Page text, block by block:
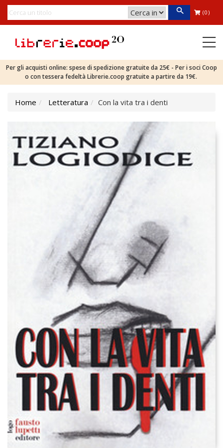
(0)
Per gli acquisti online: spese di spedizione gratuite da 25€ - Per i soci Coop
o con tessera fedeltà Librerie.coop gratuite a partire da 19€.
Home Letteratura Con la vita tra i denti